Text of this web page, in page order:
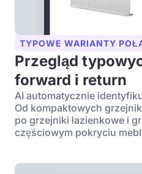
TYPOWE WARIANTY
Przegląd
forward i return
AI automatycznie
Od kompaktowych
po grzejniki łazienkowe i
częściowym pokryciu